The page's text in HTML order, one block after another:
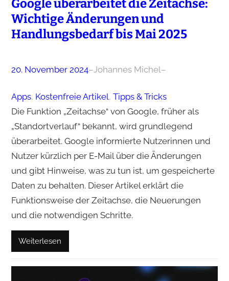
Google überarbeitet die Zeitachse:
Wichtige Änderungen und
Handlungsbedarf bis Mai 2025
20. November 2024–Johannes Michel–
Apps, Kostenfreie Artikel, Tipps & Tricks
Die Funktion „Zeitachse“ von Google, früher als
„Standortverlauf“ bekannt, wird grundlegend
überarbeitet. Google informierte Nutzerinnen und
Nutzer kürzlich per E-Mail über die Änderungen
und gibt Hinweise, was zu tun ist, um gespeicherte
Daten zu behalten. Dieser Artikel erklärt die
Funktionsweise der Zeitachse, die Neuerungen
und die notwendigen Schritte.
Weiterlesen